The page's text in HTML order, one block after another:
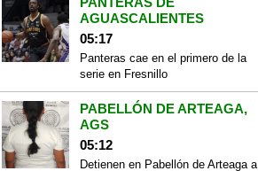
AGUASCALIENTES
05:17
Panteras cae en el primero de la
serie en Fresnillo
PABELLÓN DE ARTEAGA,
AGS
05:12
Detienen en Pabellón de Arteaga a